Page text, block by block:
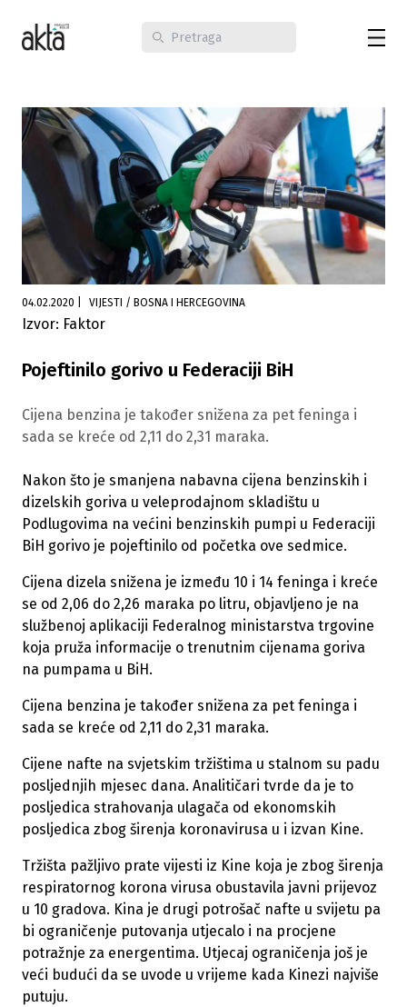
04.02.2020 VIJESTI / BOSNA I HERCEGOVINA
Izvor: Faktor
Pojeftinilo gorivo u Federaciji BiH
Cijena benzina je također snižena za pet feninga i
sada se kreće od 2,11 do 2,31 maraka.
Nakon što je smanjena nabavna cijena benzinskih i
dizelskih goriva u veleprodajnom skladištu u
Podlugovima na većini benzinskih pumpi u Federaciji
BiH gorivo je pojeftinilo od početka ove sedmice.
Cijena dizela snižena je između 10 i 14 feninga i kreće
se od 2,06 do 2,26 maraka po litru, objavljeno je na
službenoj aplikaciji Federalnog ministarstva trgovine
koja pruža informacije o trenutnim cijenama goriva
na pumpama u BiH.
Cijena benzina je također snižena za pet feninga i
sada se kreće od 2,11 do 2,31 maraka.
Cijene nafte na svjetskim tržištima u stalnom su padu
posljednjih mjesec dana. Analitičari tvrde da je to
posljedica strahovanja ulagača od ekonomskih
posljedica zbog širenja koronavirusa u i izvan Kine.
Tržišta pažljivo prate vijesti iz Kine koja je zbog širenja
respiratornog korona virusa obustavila javni prijevoz
u 10 gradova. Kina je drugi potrošač nafte u svijetu pa
bi ograničenje putovanja utjecalo i na procjene
potražnje za energentima. Utjecaj ograničenja još je
veći budući da se uvode u vrijeme kada Kinezi najviše
putuju.